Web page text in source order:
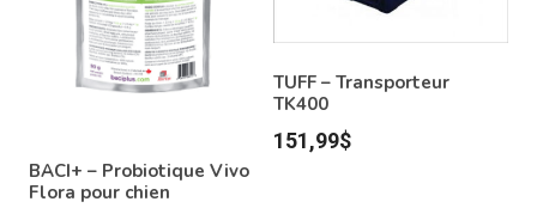
BACI+ – Probiotique Vivo
Flora pour chien
TUFF – Transporteur
TK400
151,99$